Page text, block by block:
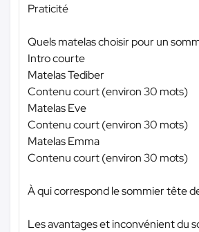
Praticité
Quels matelas choisir pour un
Intro courte
Matelas Tediber
Contenu court (environ 30 mots)
Matelas Eve
Contenu court (environ 30 mots)
Matelas Emma
Contenu court (environ 30 mots)
À qui correspond le sommier tête
Les avantages et inconvénient du